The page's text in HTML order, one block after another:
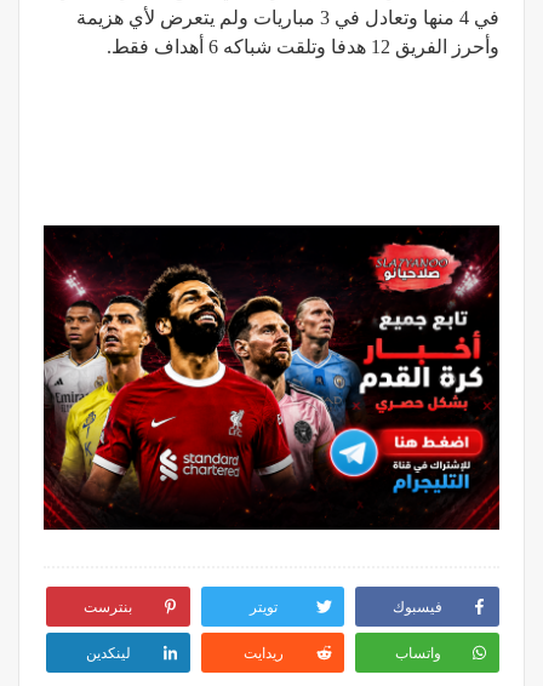
في 4 منها وتعادل في 3 مباريات ولم يتعرض لأي هزيمة
وأحرز الفريق 12 هدفا وتلقت شباكه 6 أهداف فقط.
فيسبوك تويتر بنترست
واتساب ريدايت لينكدين